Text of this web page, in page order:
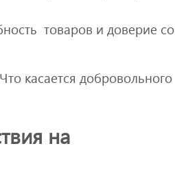
товаров и доверие со
касается добровольного
на